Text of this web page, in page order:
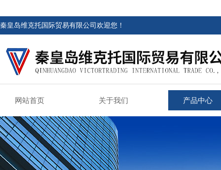
秦皇岛维克托国际贸易有限公司欢迎您！
网站首页 关于我们 产品中心